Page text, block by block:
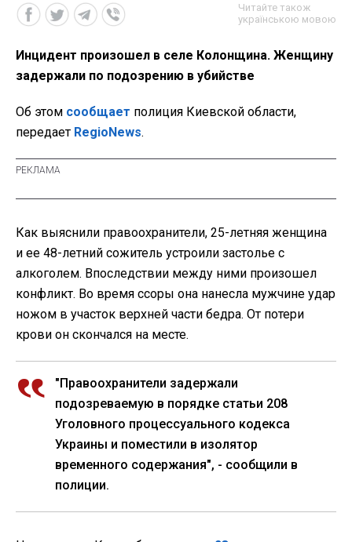
Читайте також
українською мовою
Инцидент произошел в селе Колонщина. Женщину
задержали по подозрению в убийстве
Об этом сообщает полиция Киевской области,
передает RegioNews.
Как выяснили правоохранители, 25-летняя женщина
и ее 48-летний сожитель устроили застолье с
алкоголем. Впоследствии между ними произошел
конфликт. Во время ссоры она нанесла мужчине удар
ножом в участок верхней части бедра. От потери
крови он скончался на месте.
"Правоохранители задержали
подозреваемую в порядке статьи 208
Уголовного процессуального кодекса
Украины и поместили в изолятор
временного содержания", - сообщили в
полиции.